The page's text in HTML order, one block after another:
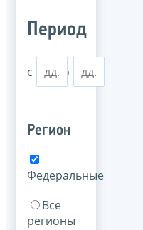
Период
с по
Регион
Федеральные
Все
регионы